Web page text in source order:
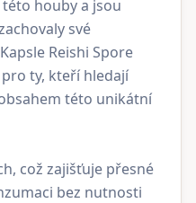
houby a jsou
své
Reishi Spore
ty, kteří hledají
této unikátní
což zajišťuje přesné
bez nutnosti